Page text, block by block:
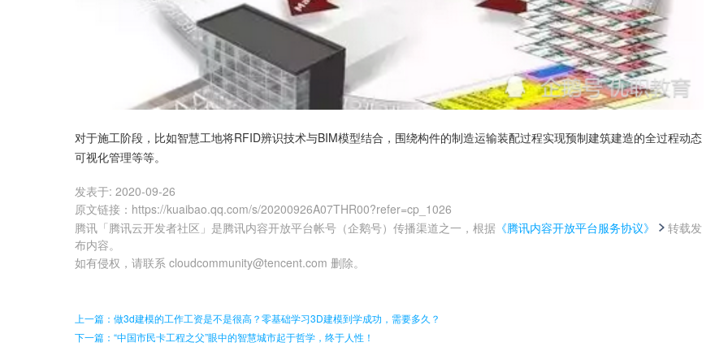
对于施工阶段，比如智慧工地将RFID辨识技术与BIM模型结合，围绕构件的制造运输装配过程实现预制建筑建造的全过程动态
可视化管理等等。
发表于: 2020-09-26
原文链接 ： https://kuaibao.qq.com/s/20200926A07THR00?refer=cp_1026
腾讯「腾讯云开发者社区」是腾讯内容开放平台帐号（企鹅号）传播渠道之一，根据 《腾讯内容开放平台服务协议》
转载发
布内容。
如有侵权，请联系 cloudcommunity@tencent.com 删除。
上一篇：做3d建模的工作工资是不是很高？零基础学习3D建模到学成功，需要多久？
下一篇：“中国市民卡工程之父”眼中的智慧城市起于哲学，终于人性！